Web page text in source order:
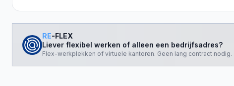
RE-FLEX
Liever flexibel werken of alleen een bedrijfsadres?
Flex-werkplekken of virtuele kantoren. Geen lang contract nodig.